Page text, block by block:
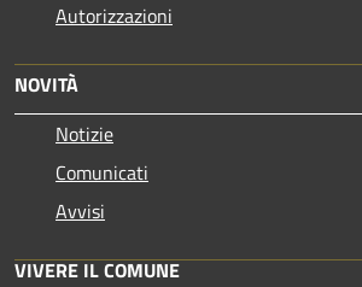
Autorizzazioni
NOVITÀ
Notizie
Comunicati
Avvisi
VIVERE IL COMUNE